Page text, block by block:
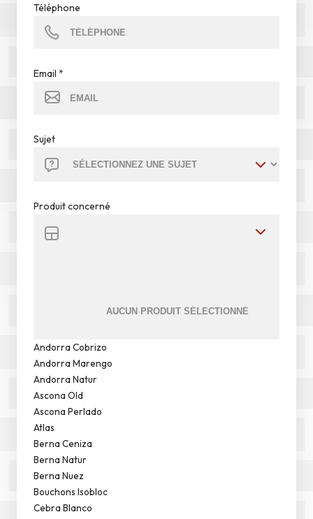
Téléphone
Email *
Sujet
Produit concerné
Andorra Cobrizo
Andorra Marengo
Andorra Natur
Ascona Old
Ascona Perlado
Atlas
Berna Ceniza
Berna Natur
Berna Nuez
Bouchons Isobloc
Cebra Blanco